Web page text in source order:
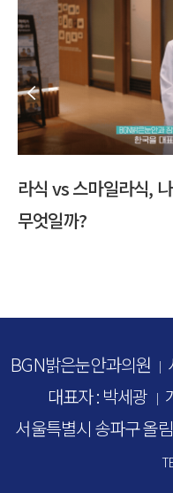
다초점 수술 고민된다
BGN밝은눈안과의원 ｜
대표자 : 박세광 ｜
서울특별시 송파구 올